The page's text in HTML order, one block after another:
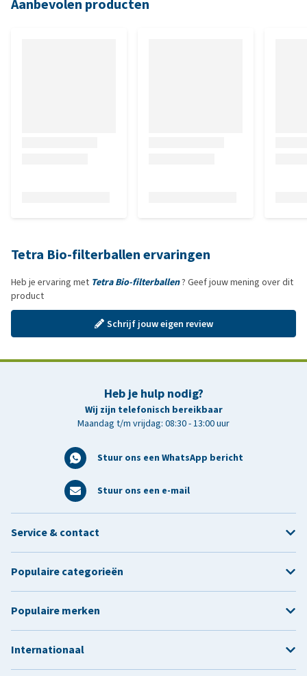
Aanbevolen producten
Tetra Bio-filterballen ervaringen
Heb je ervaring met Tetra Bio-filterballen? Geef jouw mening over dit
product
Schrijf jouw eigen review
Heb je hulp nodig?
Wij zijn telefonisch bereikbaar
Maandag t/m vrijdag: 08:30 - 13:00 uur
Stuur ons een WhatsApp bericht
Stuur ons een e-mail
Service & contact
Populaire categorieën
Populaire merken
Internationaal